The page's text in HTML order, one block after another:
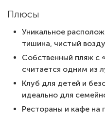
Плюсы
Уникальное
тишина, чистый
Собственный пляж с
считается одним из
Клуб для детей и
идеально для
Рестораны и кафе на